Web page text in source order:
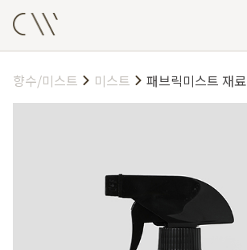
향수/미스트 미스트 패브릭미스트 재료